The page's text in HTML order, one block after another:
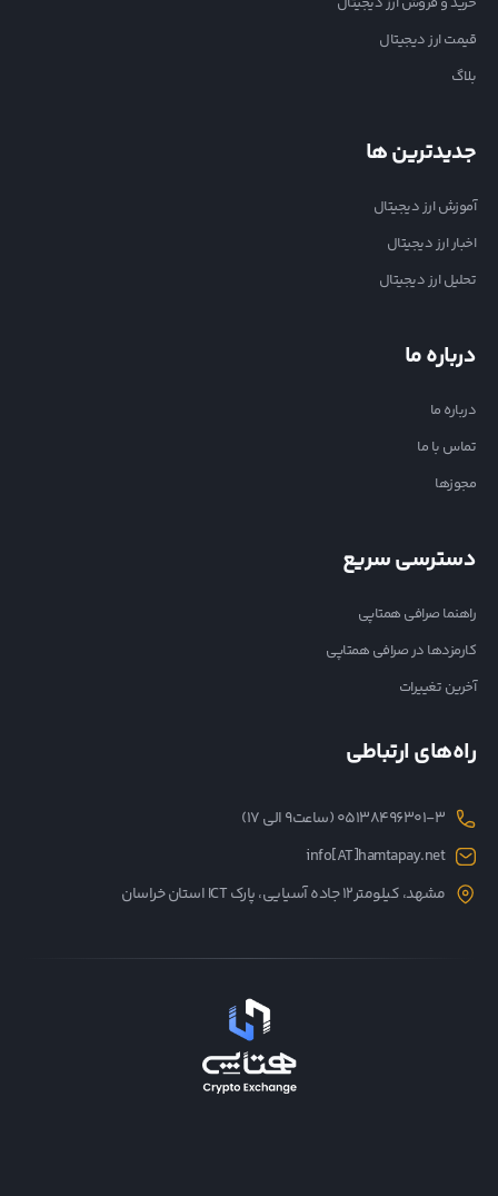
قیمت ارز دیجیتال
بلاگ
جدیدترین ها
آموزش ارز دیجیتال
اخبار ارز دیجیتال
تحلیل ارز دیجیتال
درباره ما
درباره ما
تماس با ما
مجوزها
دسترسی سریع
راهنما صرافی همتاپی
کارمزدها در صرافی همتاپی
آخرین تغییرات
راه‌های ارتباطی
05138496301-3 (ساعت۹ الی ۱۷)
info[AT]hamtapay.net
مشهد، کیلومتر12 جاده آسیایی، پارک ICT استان خراسان